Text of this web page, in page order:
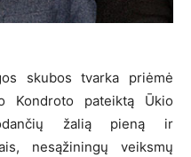
skubos tvarka priėmė
Kondroto pateiktą Ūkio
žalią pieną ir
nesąžiningų veiksmų